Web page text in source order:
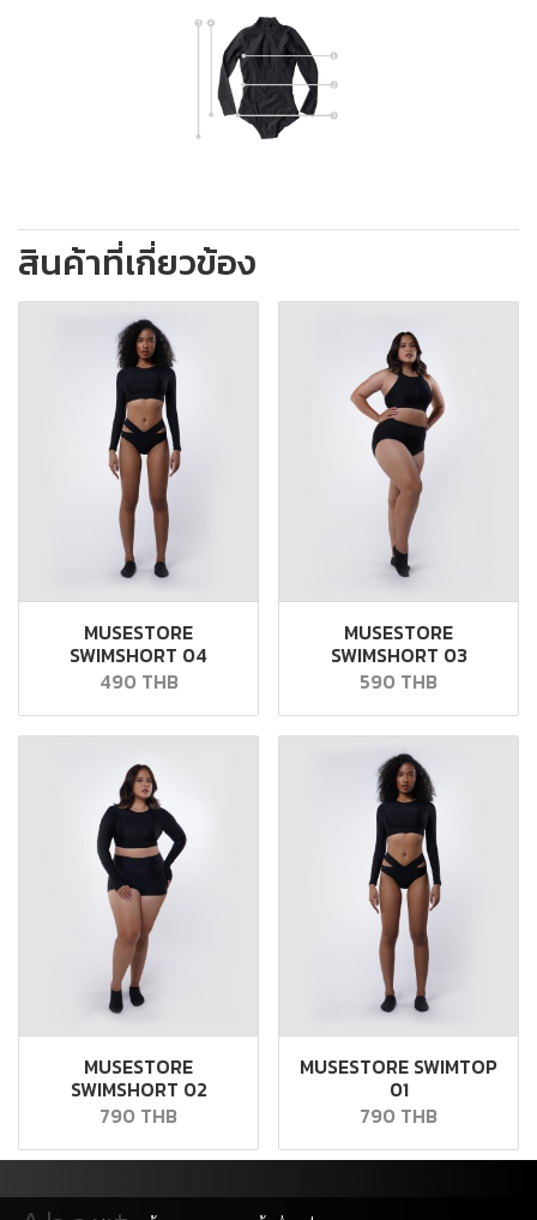
สินค้าที่เกี่ยวข้อง
MUSESTORE
SWIMSHORT 04
490 THB
MUSESTORE
SWIMSHORT 03
590 THB
MUSESTORE
SWIMSHORT 02
790 THB
MUSESTORE SWIMTOP
01
790 THB